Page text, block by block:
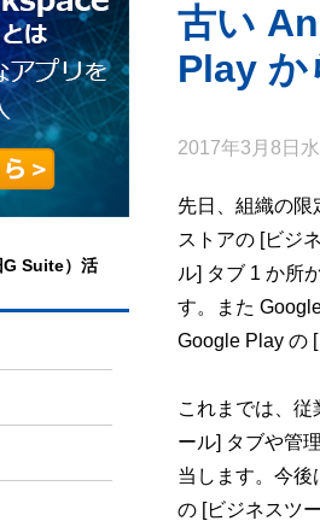
Suite）活
古い
Play か
2017年3月8日
先日、組織の限
ストアの [ビジ
ル] タブ 1 か所
す。また
Google Play の
これまでは、
ール] タブや管
当します。今
の [ビジネスツ